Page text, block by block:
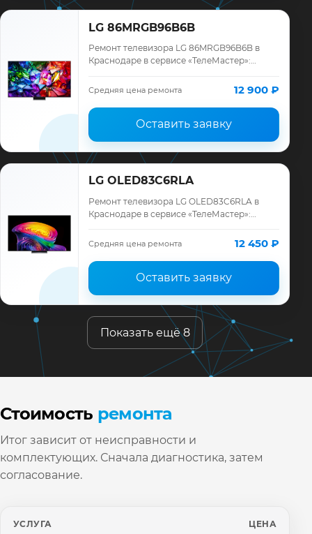
LG 86MRGB96B6B
Ремонт телевизора LG 86MRGB96B6B в
Краснодаре в сервисе «ТелеМастер»:
запчасти и гарантия до 12 месяцев.
Средняя цена ремонта 12 900 ₽
Оставить заявку
LG OLED83C6RLA
Ремонт телевизора LG OLED83C6RLA в
Краснодаре в сервисе «ТелеМастер»:
запчасти и гарантия до 12 месяцев.
Средняя цена ремонта 12 450 ₽
Оставить заявку
Показать ещё 8
Стоимость ремонта
Итог зависит от неисправности и
комплектующих. Сначала диагностика, затем
согласование.
УСЛУГА ЦЕНА